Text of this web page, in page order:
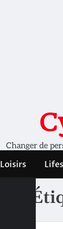
Changer de
Loisirs